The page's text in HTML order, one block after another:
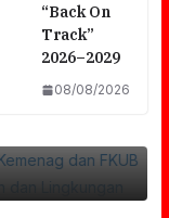
“Back On
Track”
2026–2029
08/08/2026
Satukan